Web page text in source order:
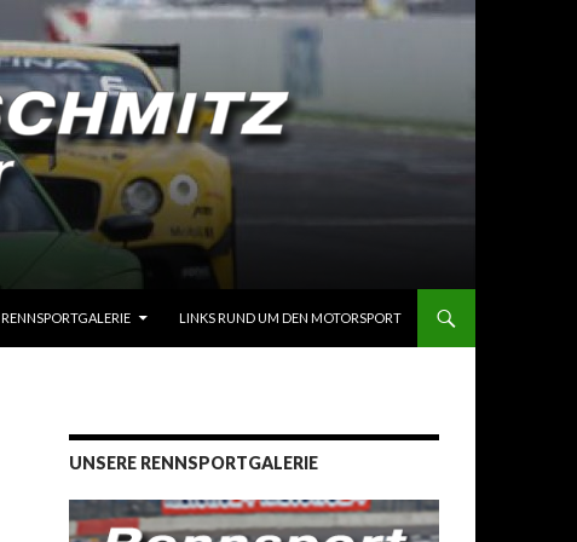
RENNSPORTGALERIE LINKS RUND UM DEN MOTORSPORT
UNSERE RENNSPORTGALERIE